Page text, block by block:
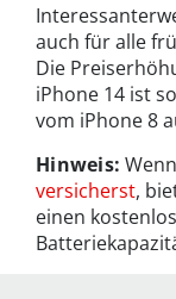
auch für alle
Die
iPhone 14 ist
vom iPhone 8
Hinweis:
versicherst,
einen